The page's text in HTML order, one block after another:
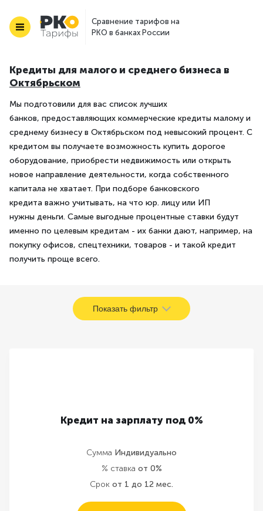
Сравнение тарифов на
РКО в банках России
Кредиты для малого и среднего бизнеса в
Октябрьском
Мы подготовили для вас список лучших
банков, предоставляющих коммерческие кредиты малому и
среднему бизнесу в Октябрьском под невысокий процент. С
кредитом вы получаете возможность купить дорогое
оборудование, приобрести недвижимость или открыть
новое направление деятельности, когда собственного
капитала не хватает. При подборе банковского
кредита важно учитывать, на что юр. лицу или ИП
нужны деньги. Самые выгодные процентные ставки будут
именно по целевым кредитам - их банки дают, например, на
покупку офисов, спецтехники, товаров - и такой кредит
получить проще всего.
Показать фильтр
Кредит на зарплату под 0%
Сумма Индивидуально
% ставка от 0%
Срок от 1 до 12 мес.